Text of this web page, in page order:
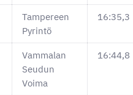
Tampereen
Pyrintö
16:35,3
Vammalan
Seudun
Voima
16:44,8